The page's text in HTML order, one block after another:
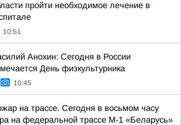
пройти необходимое лечение в
10:51
Анохин: Сегодня в России
День физкультурника
10:45
на трассе. Сегодня в восьмом часу
на федеральной трассе М-1 «Беларусь»